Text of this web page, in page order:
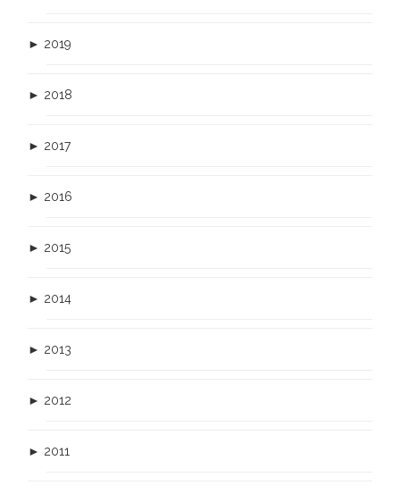
► 2019
► 2018
► 2017
► 2016
► 2015
► 2014
► 2013
► 2012
► 2011